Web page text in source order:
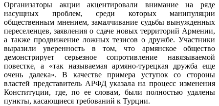
Организаторы акции акцентировали внимание на ряде
насущных проблем, среди которых манипуляции
общественным мнением, замалчивание судьбы вынужденных
переселенцев, заявления о сдаче новых территорий Армении,
а также продвижение ложных тезисов о дружбе. Участники
выразили уверенность в том, что армянское общество
демонстрирует серьезное сопротивление навязываемой
повестке, а «так называемая армяно-турецкая дружба еще
очень далека». В качестве примера уступок со стороны
властей представитель АРФД указала на процесс изменения
Конституции, где, по ее словам, были полностью удалены
пункты, касающиеся требований к Турции.